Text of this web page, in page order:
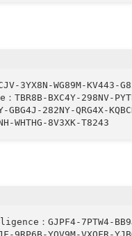
3YX8N-WG89M-KV443-
BXC4Y-298NV-
GBG4J-282NY-QRG4X-
：GJPF4-7PTW4-